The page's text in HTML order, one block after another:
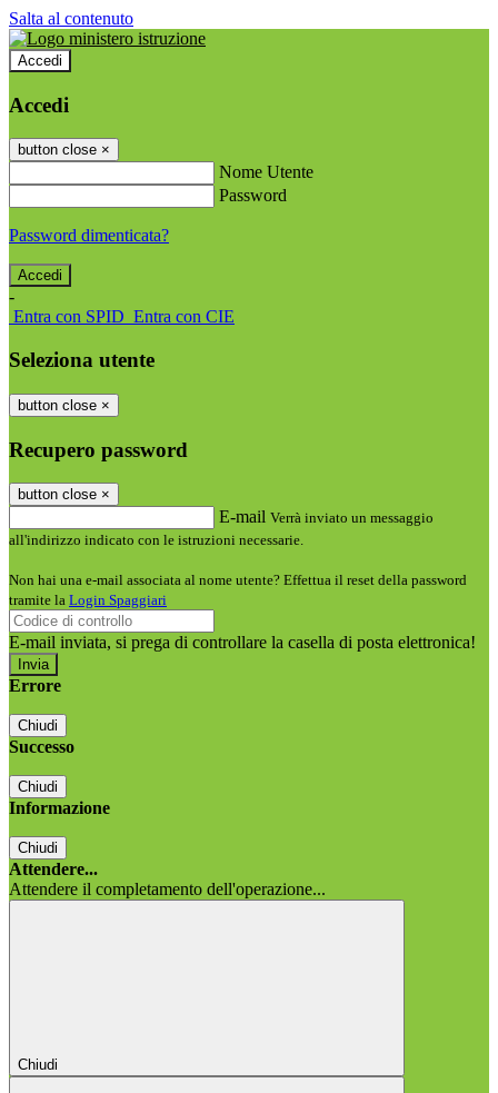
Salta al contenuto
Accedi
Accedi
button close ×
Nome Utente
Password
Password dimenticata?
-
Entra con SPID Entra con CIE
Seleziona utente
button close ×
Recupero password
button close ×
E-mail Verrà inviato un messaggio
all'indirizzo indicato con le istruzioni necessarie.
Non hai una e-mail associata al nome utente? Effettua il reset della password
tramite la Login Spaggiari
E-mail inviata, si prega di controllare la casella di posta elettronica!
Errore
Chiudi
Successo
Chiudi
Informazione
Chiudi
Attendere...
Attendere il completamento dell'operazione...
Chiudi